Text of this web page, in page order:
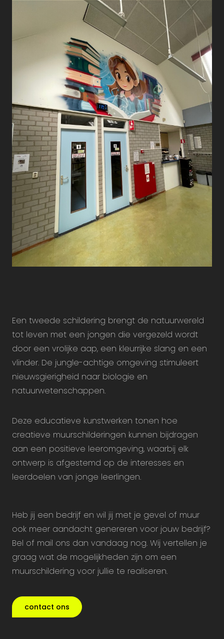
Een tweede schildering brengt de natuurwereld
tot leven met een jongen die vergezeld wordt
door een vrolijke aap, een kleurrijke slang en een
vlinder. De jungle-achtige omgeving stimuleert
nieuwsgierigheid naar biologie en
natuurwetenschappen.
Deze educatieve kunstwerken tonen hoe
creatieve muurschilderingen kunnen bijdragen
aan een positieve leeromgeving, waarbij elk
ontwerp is afgestemd op de interesses en
leerdoelen van jonge leerlingen.
Heb jij een bedrijf en wil jij met je gevel of muur
ook meer aandacht genereren voor jouw bedrijf?
Bel of mail ons dan vandaag nog. Wij vertellen je
graag wat de mogelijkheden zijn om een
muurschildering voor jullie te realiseren.
contact ons